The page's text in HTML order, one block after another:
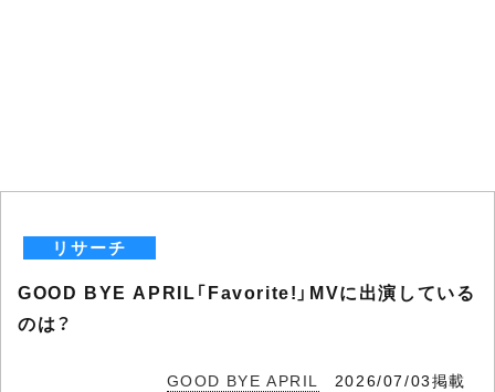
リサーチ
GOOD BYE APRIL「Favorite!」MVに出演している
のは？
GOOD BYE APRIL 2026/07/03掲載